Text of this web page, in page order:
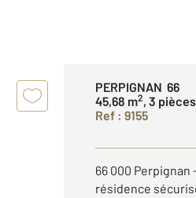
PERPIGNAN 66
45,68 m2, 3 pièces
Ref : 9155
66 000 Perpignan
résidence